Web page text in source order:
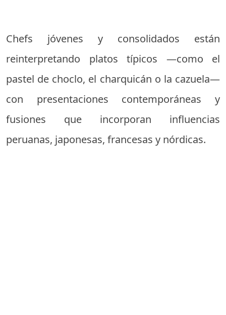
Chefs jóvenes y consolidados están
reinterpretando platos típicos —como el
pastel de choclo, el charquicán o la cazuela—
con presentaciones contemporáneas y
fusiones que incorporan influencias
peruanas, japonesas, francesas y nórdicas.